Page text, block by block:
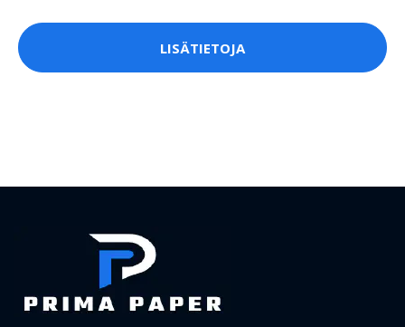
LISÄTIETOJA